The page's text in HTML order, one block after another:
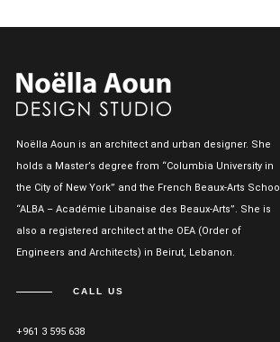
Noëlla Aoun is an architect and urban designer. She
holds a Master’s degree from “Columbia University in
the City of New York” and the French Beaux-Arts School
“ALBA – Académie Libanaise des Beaux-Arts”. She is
also a registered architect at the OEA (Order of
Engineers and Architects) in Beirut, Lebanon.
CALL US
+961 3 595 638